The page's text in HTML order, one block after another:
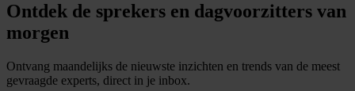
Ontdek de sprekers en dagvoorzitters van
morgen
Ontvang maandelijks de nieuwste inzichten en trends van de meest
gevraagde experts, direct in je inbox.